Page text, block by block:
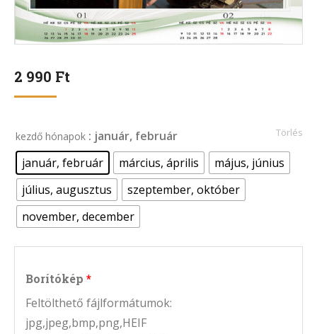
2 990 Ft
kezdő hónapok : január, február
január, február
március, április
május, június
július, augusztus
szeptember, október
november, december
Törlés
Borítókép
Feltölthető fájlformátumok:
jpg,jpeg,bmp,png,HEIF